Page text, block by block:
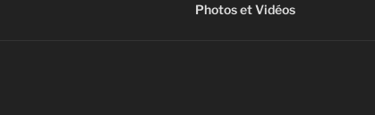
Photos et Vidéos